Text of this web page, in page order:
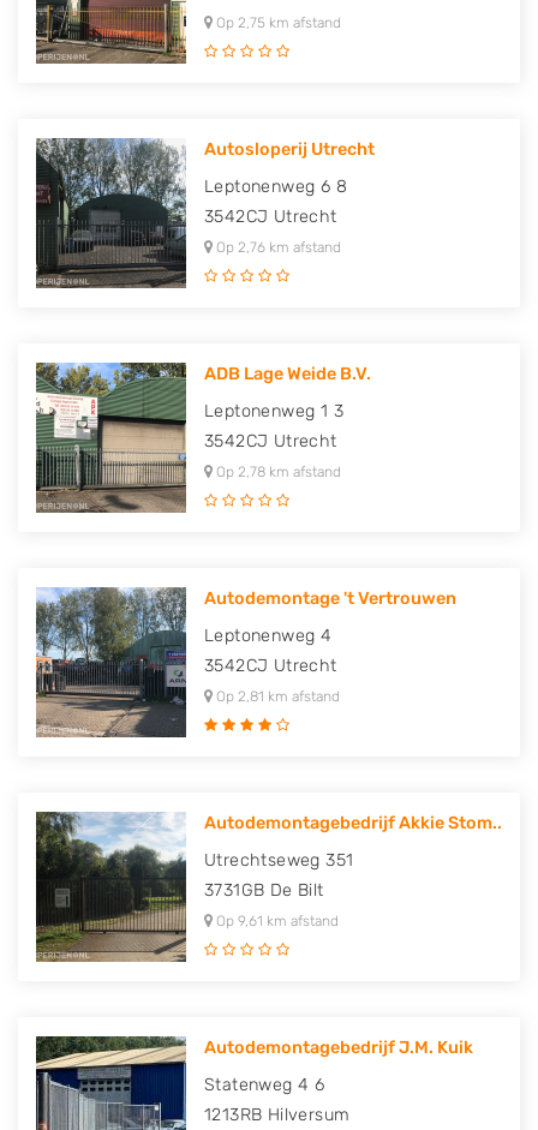
Op 2,75 km afstand
Autosloperij Utrecht
Leptonenweg 6 8
3542CJ Utrecht
Op 2,76 km afstand
ADB Lage Weide B.V.
Leptonenweg 1 3
3542CJ Utrecht
Op 2,78 km afstand
Autodemontage 't Vertrouwen
Leptonenweg 4
3542CJ Utrecht
Op 2,81 km afstand
Autodemontagebedrijf Akkie Stom..
Utrechtseweg 351
3731GB De Bilt
Op 9,61 km afstand
Autodemontagebedrijf J.M. Kuik
Statenweg 4 6
1213RB Hilversum